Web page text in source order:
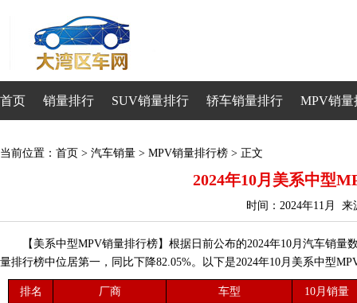
首页 销量排行 SUV销量排行 轿车销量排行 MPV销量
当前位置： 首页 > 汽车销量 > MPV销量排行榜 > 正文
2024年10月美系中型
时间：2024年11月 来
【美系中型MPV销量排行榜】根据日前公布的2024年10月汽车销
量排行榜中位居第一，同比下降82.05%。以下是2024年10月美系中型
排名 厂商 车型
10月销量